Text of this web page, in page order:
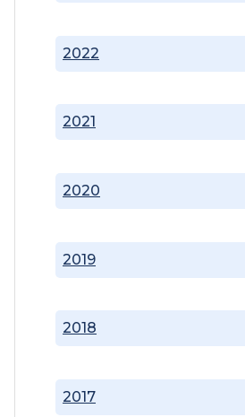
2017
2018
2019
2020
2021
2022